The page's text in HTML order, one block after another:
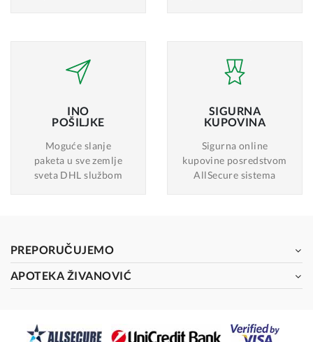
INO
POŠILJKE
Moguće slanje
paketa u sve zemlje
sveta DHL službom
SIGURNA
KUPOVINA
Sigurna online
kupovine posredstvom
AllSecure sistema
PREPORUČUJEMO
APOTEKA ŽIVANOVIĆ